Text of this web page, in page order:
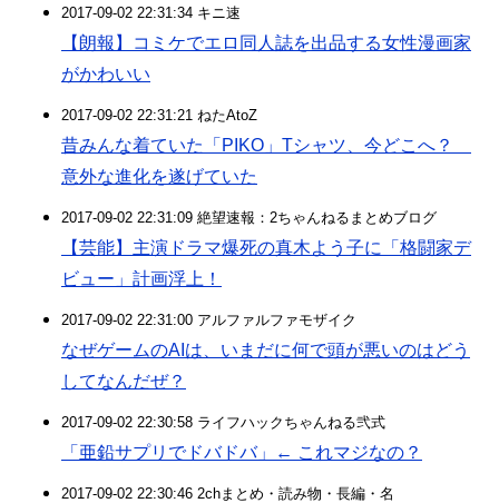
2017-09-02 22:31:34 キニ速
【朗報】コミケでエロ同人誌を出品する女性漫画家
がかわいい
2017-09-02 22:31:21 ねたAtoZ
昔みんな着ていた「PIKO」Tシャツ、今どこへ？
意外な進化を遂げていた
2017-09-02 22:31:09 絶望速報：2ちゃんねるまとめブログ
【芸能】主演ドラマ爆死の真木よう子に「格闘家デ
ビュー」計画浮上！
2017-09-02 22:31:00 アルファルファモザイク
なぜゲームのAIは、いまだに何で頭が悪いのはどう
してなんだぜ？
2017-09-02 22:30:58 ライフハックちゃんねる弐式
「亜鉛サプリでドバドバ」← これマジなの？
2017-09-02 22:30:46 2chまとめ・読み物・長編・名